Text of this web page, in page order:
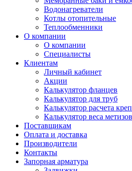
Водонагреватели
Котлы отопительные
Теплообменники
О компании
О компании
Специалисты
Клиентам
Личный кабинет
Акции
Калькулятор фланцев
Калькулятор для труб
Калькулятор расчета
Калькулятор веса
Поставщикам
Оплата и доставка
Производители
Контакты
Запорная арматура